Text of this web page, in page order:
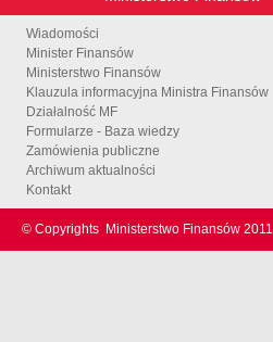
Wiadomości
Minister Finansów
Ministerstwo Finansów
Klauzula informacyjna Ministra Finansów
Działalność MF
Formularze - Baza wiedzy
Zamówienia publiczne
Archiwum aktualności
Kontakt
© Copyrights Ministerstwo Finansów